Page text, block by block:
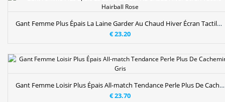
Gant Femme Plus Épais La Laine Garder Au Chaud Hiver Écran Tactile Hairball Rose
€ 23.20
Gant Femme Loisir Plus Épais All-match Tendance Perle Plus De Cachemire Gris
€ 23.70